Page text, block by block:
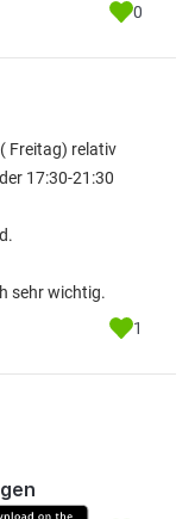
0
Freitag) relativ
17:30-21:30
sehr wichtig.
1